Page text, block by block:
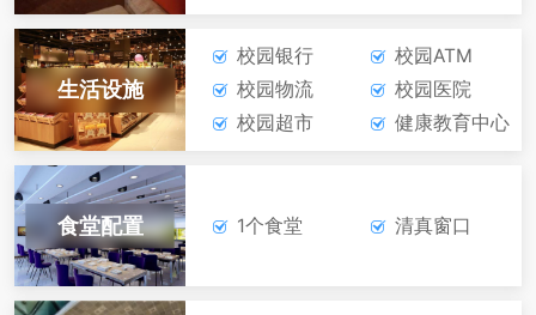
生活设施
校园银行
校园ATM
校园物流
校园医院
校园超市
健康教育中心
食堂配置 1个食堂 清真窗口